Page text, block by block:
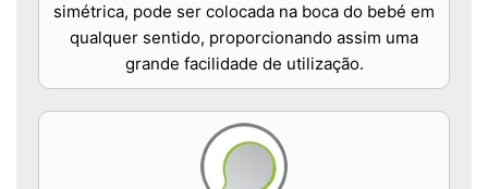
simétrica, pode ser colocada na boca do bebé em
qualquer sentido, proporcionando assim uma
grande facilidade de utilização.